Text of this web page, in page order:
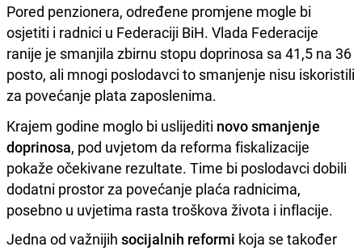
Pored penzionera, određene promjene mogle bi
osjetiti i radnici u Federaciji BiH. Vlada Federacije
ranije je smanjila zbirnu stopu doprinosa sa 41,5 na 36
posto, ali mnogi poslodavci to smanjenje nisu iskoristili
za povećanje plata zaposlenima.
Krajem godine moglo bi uslijediti novo smanjenje
doprinosa, pod uvjetom da reforma fiskalizacije
pokaže očekivane rezultate. Time bi poslodavci dobili
dodatni prostor za povećanje plaća radnicima,
posebno u uvjetima rasta troškova života i inflacije.
Jedna od važnijih socijalnih reformi koja se također